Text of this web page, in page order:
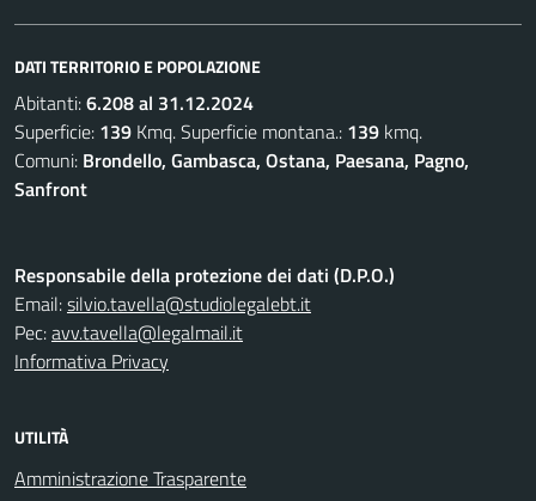
DATI TERRITORIO E POPOLAZIONE
Abitanti:6.208 al 31.12.2024
Superficie: 139 Kmq. Superficie montana.: 139 kmq.
Comuni: Brondello, Gambasca, Ostana, Paesana, Pagno,
Sanfront
Responsabile della protezione dei dati (D.P.O.)
Email:silvio.tavella@studiolegalebt.it
Pec:avv.tavella@legalmail.it
Informativa Privacy
UTILITÀ
Amministrazione Trasparente